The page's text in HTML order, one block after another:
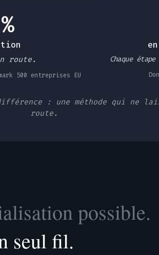
route.
500 entreprises EU
Chaque
: une méthode qui ne
route.
possible.
seul fil.